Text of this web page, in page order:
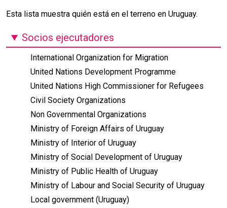
Esta lista muestra quién está en el terreno en Uruguay.
Socios ejecutadores
International Organization for Migration
United Nations Development Programme
United Nations High Commissioner for Refugees
Civil Society Organizations
Non Governmental Organizations
Ministry of Foreign Affairs of Uruguay
Ministry of Interior of Uruguay
Ministry of Social Development of Uruguay
Ministry of Public Health of Uruguay
Ministry of Labour and Social Security of Uruguay
Local government (Uruguay)